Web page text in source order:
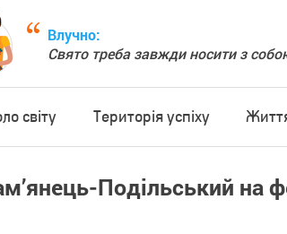
Влучно:
Свято треба завжди носити з
світу Територія успіху
Подільський на